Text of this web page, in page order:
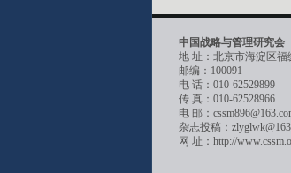
中国战略与管理研究会
地 址：北京市海淀区福
邮编：100091
电 话：010-62529899
传 真：010-62528966
电 邮：
杂志投稿：
网 址：http://